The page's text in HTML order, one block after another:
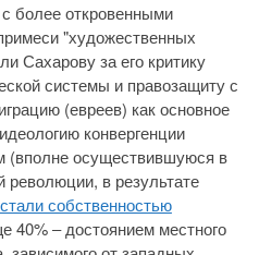
более откровенными
"художественных
Сахарову за его критику
системы и правозащиту с
(евреев) как основное
конвергенции
(вполне осуществившуюся в
революции, в результате
собственностью
40% ‒ достоянием местного